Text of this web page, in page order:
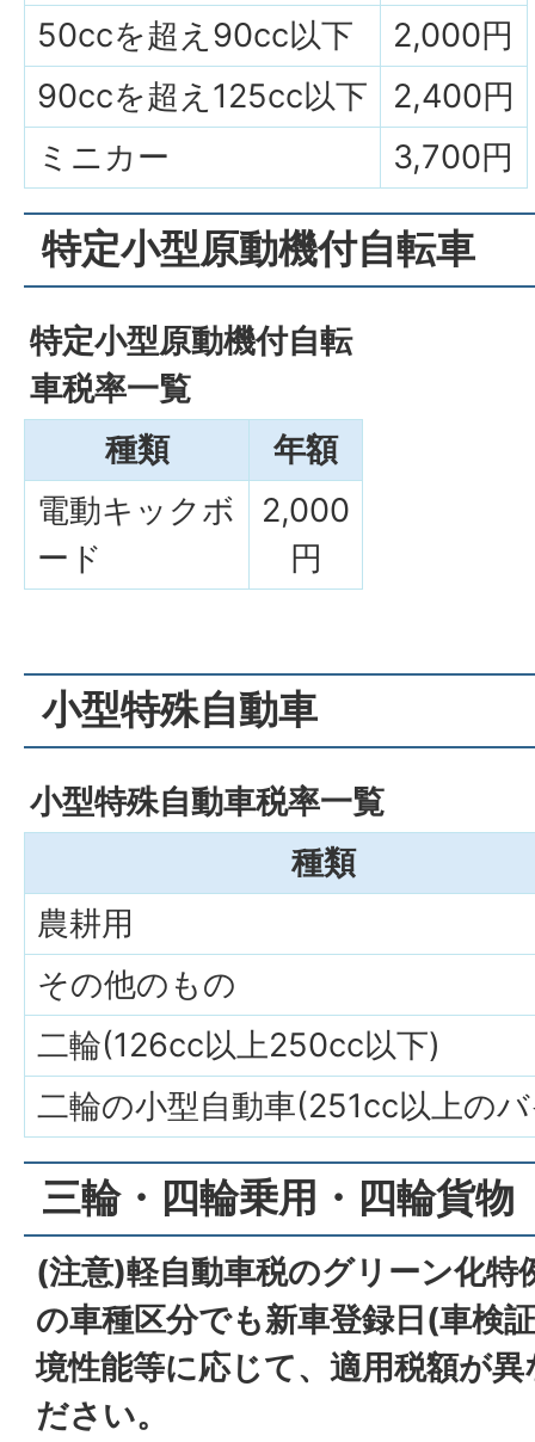
50ccを超え90cc以下
2,000円
90ccを超え125cc以下
2,400円
ミニカー
3,700円
特定小型原動機付自転車
特定小型原動機付自転
車税率一覧
種類
年額
電動キックボ
ード
2,000
円
小型特殊自動車
小型特殊自動車税率一覧
種類
農耕用
その他のもの
二輪(126cc以上250cc以下)
二輪の小型自動車(251cc以上の
三輪・四輪乗用・四輪貨物
(注意)軽自動車税のグリーン化特
の車種区分でも新車登録日(車検
境性能等に応じて、適用税額が
ださい。